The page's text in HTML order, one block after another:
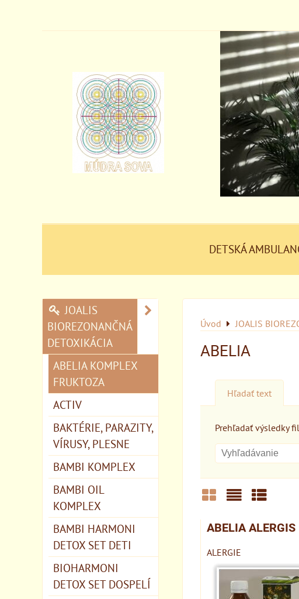
DETSKÁ
Úvod JOALIS
ABELIA
Hľadať text
Prehľadať výsledky
Mriežka
ABELIA ALERGIS
ALERGIE
JOALIS
BIOREZONANČNÁ
DETOXIKÁCIA
ABELIA KOMPLEX
FRUKTOZA
ACTIV
BAKTÉRIE, PARAZITY,
VÍRUSY, PLESNE
BAMBI KOMPLEX
BAMBI OIL
KOMPLEX
BAMBI HARMONI
DETOX SET DETI
BIOHARMONI
DETOX SET DOSPELÍ